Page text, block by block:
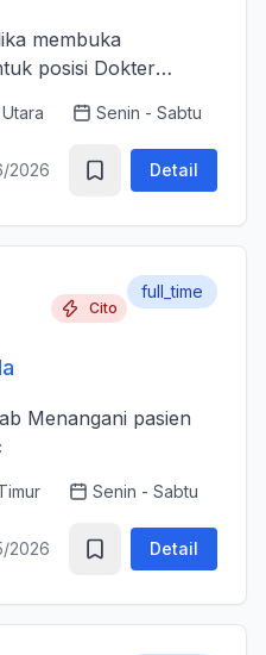
membuka
posisi Dokter
aman, profesional
standar k...
Senin - Sabtu
2026 Detail
Cito
full_time
Senin - Sabtu
2026 Detail